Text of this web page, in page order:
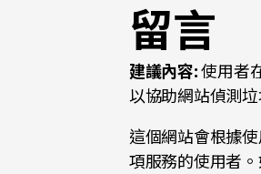
留言
建議內容:使用者
以協助網站偵測垃
這個網站會根據
項服務的使用者